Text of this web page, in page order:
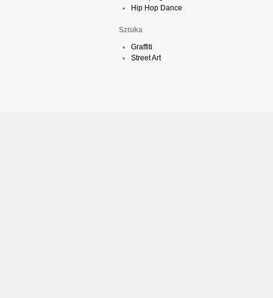
Hip Hop Dance
Sztuka
Graffiti
Street Art